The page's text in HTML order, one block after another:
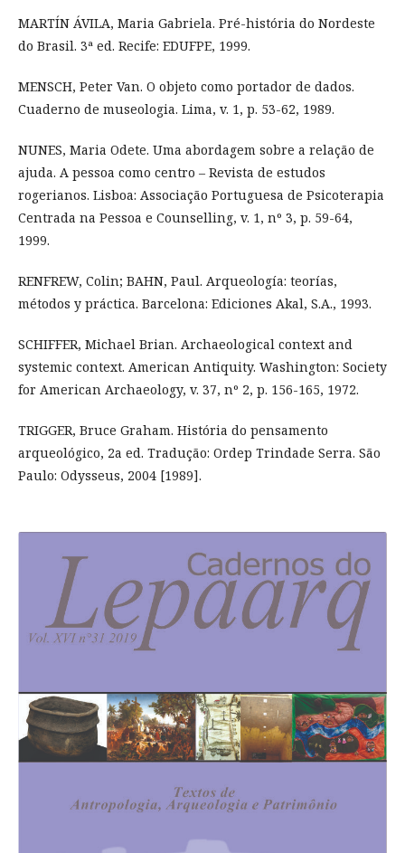
MARTÍN ÁVILA, Maria Gabriela. Pré-história do Nordeste
do Brasil. 3ª ed. Recife: EDUFPE, 1999.
MENSCH, Peter Van. O objeto como portador de dados.
Cuaderno de museologia. Lima, v. 1, p. 53-62, 1989.
NUNES, Maria Odete. Uma abordagem sobre a relação de
ajuda. A pessoa como centro – Revista de estudos
rogerianos. Lisboa: Associação Portuguesa de Psicoterapia
Centrada na Pessoa e Counselling, v. 1, nº 3, p. 59-64,
1999.
RENFREW, Colin; BAHN, Paul. Arqueología: teorías,
métodos y práctica. Barcelona: Ediciones Akal, S.A., 1993.
SCHIFFER, Michael Brian. Archaeological context and
systemic context. American Antiquity. Washington: Society
for American Archaeology, v. 37, nº 2, p. 156-165, 1972.
TRIGGER, Bruce Graham. História do pensamento
arqueológico, 2a ed. Tradução: Ordep Trindade Serra. São
Paulo: Odysseus, 2004 [1989].